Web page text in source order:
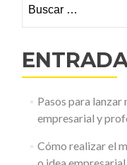
negocio
Pasos para lanzar
empresarial y
Cómo realizar el